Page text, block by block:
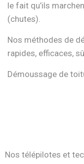
le fait qu’ils
(chutes).
Nos méthodes de
rapides, efficaces,
Démoussage de
Nos télépilotes et